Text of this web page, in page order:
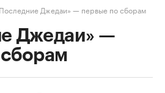
Джедаи» — первые по сборам
Джедаи» —